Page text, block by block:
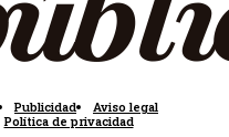
Publicidad
Aviso legal
Política de privacidad